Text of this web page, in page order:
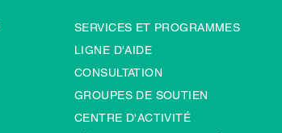
SERVICES ET PROGRAMMES
LIGNE D'AIDE
CONSULTATION
GROUPES DE SOUTIEN
CENTRE D'ACTIVITÉ